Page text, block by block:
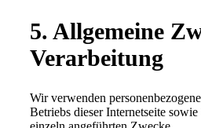
5. Allgemeine
Verarbeitung
Wir verwenden
Betriebs dieser Internetseite